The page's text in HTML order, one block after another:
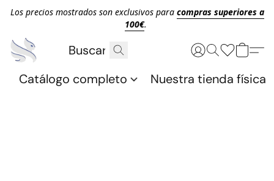
Los precios mostrados son exclusivos para compras superiores a
100€.
Catálogo completo Nuestra tienda física